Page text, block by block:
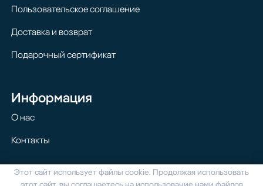
Пользовательское соглашение
Доставка и возврат
Подарочный сертификат
Информация
О нас
Контакты
© 2024 Homilton. Все права защищены
Этот сайт использует файлы cookie. Продолжая использовать